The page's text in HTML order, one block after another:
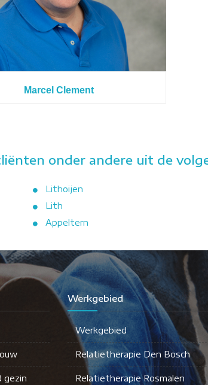
Marcel Clement
onder andere uit de
Lithoijen
Lith
Appeltern
gezin
Werkgebied
Werkgebied
Relatietherapie Den Bosch
Relatietherapie Rosmalen